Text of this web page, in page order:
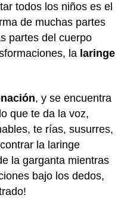
todos los niños es el
de muchas partes
partes del cuerpo
la laringe
, y se encuentra
que te da la voz,
te rías, susurres,
la laringe
la garganta mientras
bajo los dedos,